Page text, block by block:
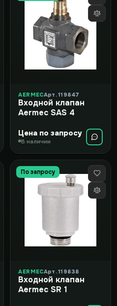
AERMECАрт. 119847
Входной клапан
Aermec SAS 4
Цена по запросу
В наличии
По запросу
AERMECАрт. 119838
Входной клапан
Aermec SR 1